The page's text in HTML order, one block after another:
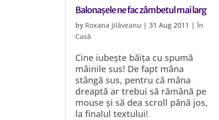
Balonașele ne fac zâmbetul mai larg
by Roxana Jilăveanu |31 Aug 2011 |În
Casă
Cine iubește băița cu spumă
mâinile sus! De fapt mâna
stângă sus, pentru că mâna
dreaptă ar trebui să rămână pe
mouse și să dea scroll până jos,
la finalul textului!